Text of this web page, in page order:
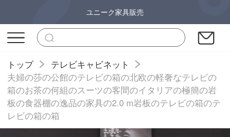
ユニーク家具販売
トップ
テレビキャビネット
夫婦の莎の公館のテレビの箱の北欧の軽奢なテレビの
箱のお茶の何組のスーツの客間のイタリアの極簡の岩
板の食器棚の逸品の家具の2.0 m岩板のテレビの箱のテ
レビの箱の箱